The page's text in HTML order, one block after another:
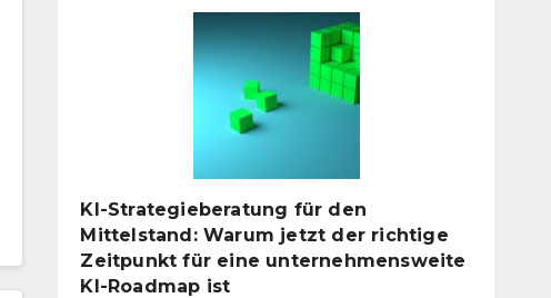
Wie
digitale
Assistenten
die
Kundenkommunikation
auf
Level
heben
KI-Strategieberatung für den
Mittelstand: Warum jetzt der richtige
Zeitpunkt für eine unternehmensweite
KI-Roadmap ist